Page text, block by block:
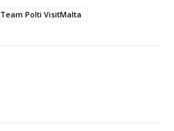
Team Polti VisitMalta